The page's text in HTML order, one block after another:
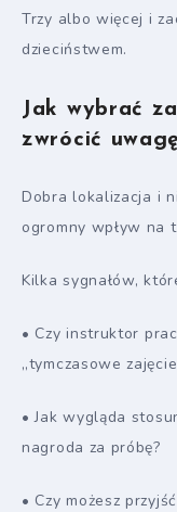
Trzy albo więcej i
dzieciństwem.
Jak wybrać
zwrócić
Dobra lokalizacja i
ogromny wpływ na
Kilka sygnałów,
• Czy instruktor
„tymczasowe
• Jak wygląda
nagroda za próbę?
• Czy możesz